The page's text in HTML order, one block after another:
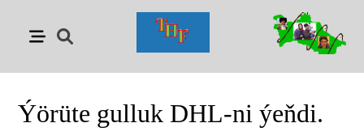
Ýörüte gulluk DHL-ni ýeňdi.